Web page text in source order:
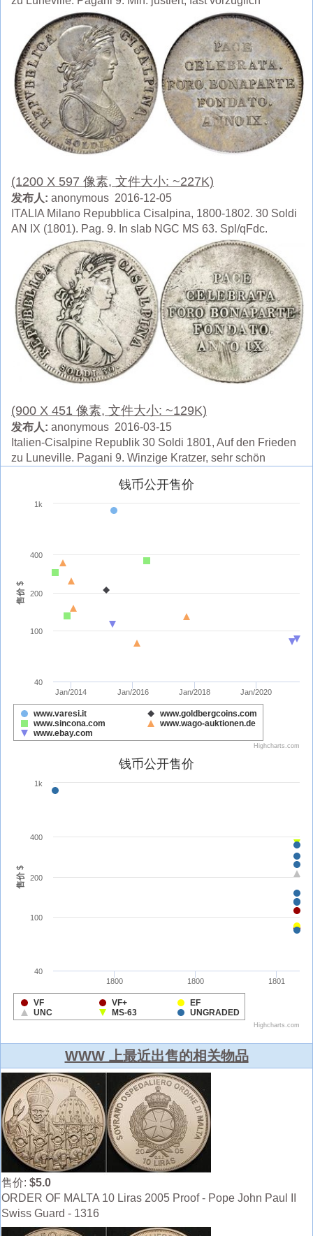
(1200 X 597 像素, 文件大小: ~227K)
发布人: anonymous 2016-12-05
ITALIA Milano Repubblica Cisalpina, 1800-1802. 30 Soldi
AN IX (1801). Pag. 9. In slab NGC MS 63. Spl/qFdc.
(900 X 451 像素, 文件大小: ~129K)
发布人: anonymous 2016-03-15
Italien-Cisalpine Republik 30 Soldi 1801, Auf den Frieden
zu Luneville. Pagani 9. Winzige Kratzer, sehr schön
WWW 上最近出售的相关物品
售价: $5.0
ORDER OF MALTA 10 Liras 2005 Proof - Pope John Paul II
Swiss Guard - 1316